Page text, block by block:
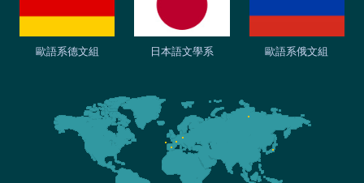
歐語系德文組 日本語文學系 歐語系俄文組